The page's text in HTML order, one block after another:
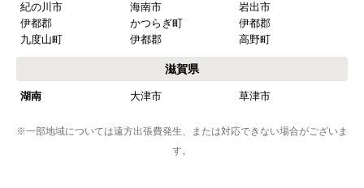
紀の川市
海南市
岩出市
伊都郡
かつらぎ町
伊都郡
九度山町
伊都郡 高野町
滋賀県
湖南 大津市 草津市
※一部地域については遠方出張費発生、または対応できない場合がございま
す。